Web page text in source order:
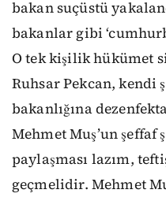
bakan suçüstü
bakanlar gibi
O tek kişilik hükümet
Ruhsar Pekcan, kendi
bakanlığına
Mehmet Muş’un
paylaşması lazım,
geçmelidir. Mehmet